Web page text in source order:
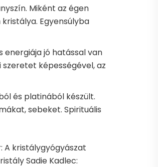
Miként az égen
Egyensúlyba
jó hatással van
képességével, az
és platinából készült.
sebeket. Spirituális
A kristálygyógyászat
Sadie Kadlec: